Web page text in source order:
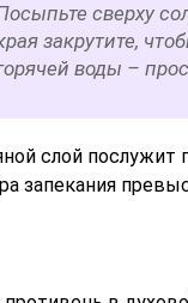
сверху
закрутите,
воды –
слой послужит
запекания